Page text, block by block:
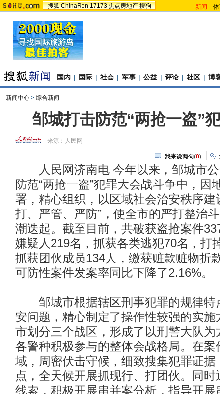
搜狐 ChinaRen 17173 焦点房地产 搜狗 新闻 -
国内 | 国际 | 社会 | 军事 | 公益 | 评论 | 社区 | 博
新闻中心 > 综合新闻
邹城打击防范“两抢一盗”
来源： 人民网
我来说两句(0)
人民网济南电 今年以来，邹城市公
防范“两抢一盗”犯罪大会战斗争中，因
署，精心组织，以区域社会治安秩序建
打、严管、严防”，使全市的严打整治
潮迭起。截至目前，共破获盗抢案件
嫌疑人219名，抓获各类逃犯70名，打
抓获团伙成员134人，缴获赃款赃物折
可防性案件发案率同比下降了2.16%。
邹城市根据辖区刑事犯罪的规律特
安问题，精心制定了操作性较强的实施
市划分三个战区，形成了以刑警大队为
各警种积极参与的整体会战格局。在案
域，周密伏击守候，细致搜集犯罪证据
点，全天候开展抓现行、打团伙。同
线索，积极开展串并案分析，指导开展